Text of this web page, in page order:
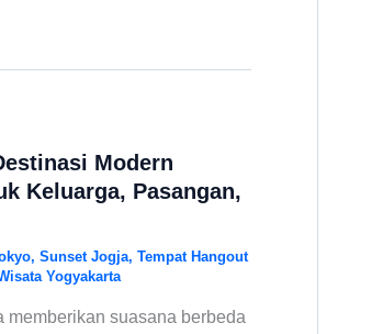
Modern
Keluarga, Pasangan,
, Sunset Jogja, Tempat Hangout
Yogyakarta
memberikan suasana berbeda